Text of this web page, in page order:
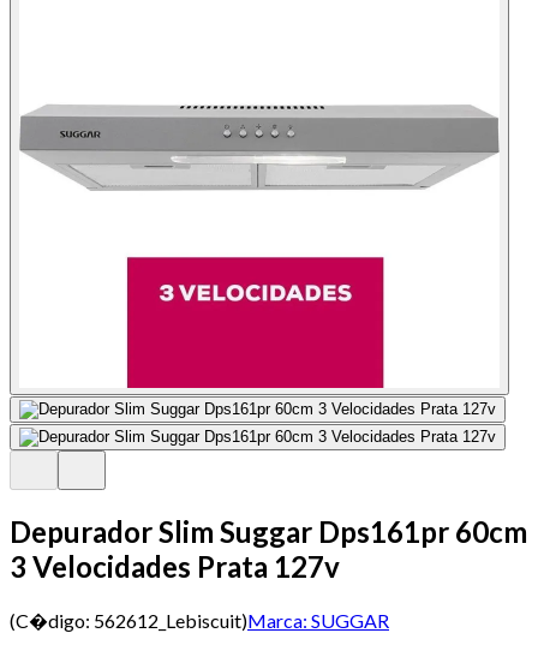
Depurador Slim Suggar Dps161pr 60cm
3 Velocidades Prata 127v
(C�digo: 562612_Lebiscuit)Marca: SUGGAR